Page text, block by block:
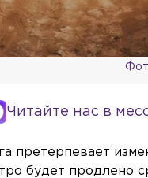
Читайте нас в
претерпевает
будет продлено